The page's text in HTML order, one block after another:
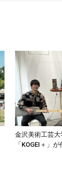
金沢美術工芸
「KOGEI＋」が